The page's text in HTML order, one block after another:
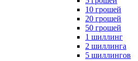
10 грошей
20 грошей
50 грошей
1 шиллинг
2 шиллинга
5 шиллингов